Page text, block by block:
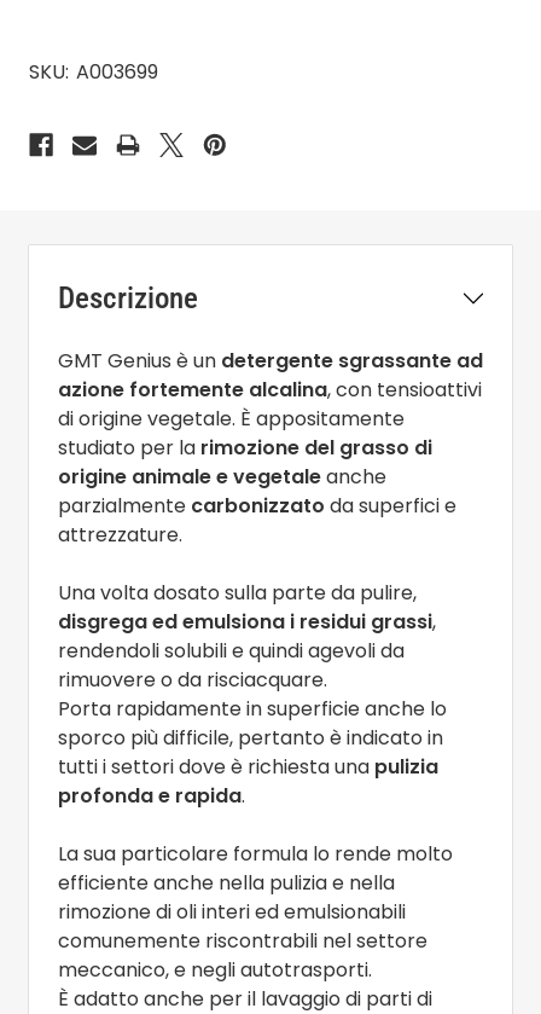
SKU: A003699
Descrizione
GMT Genius è un detergente sgrassante ad
azione fortemente alcalina, con tensioattivi
di origine vegetale. È appositamente
studiato per la rimozione del grasso di
origine animale e vegetaleanche
parzialmente carbonizzato da superfici e
attrezzature.
Una volta dosato sulla parte da pulire,
disgrega ed emulsiona i residui grassi,
rendendoli solubili e quindi agevoli da
rimuovere o da risciacquare.
Porta rapidamente in superficie anche lo
sporco più difficile, pertanto è indicato in
tutti i settori dove è richiesta una pulizia
profonda e rapida.
La sua particolare formula lo rende molto
efficiente anche nella pulizia e nella
rimozione di oli interi ed emulsionabili
comunemente riscontrabili nel settore
meccanico, e negli autotrasporti.
È adatto anche per il lavaggio di parti di